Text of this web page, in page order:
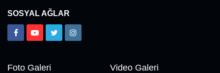
SOSYAL AĞLAR
Foto Galeri
Video Galeri